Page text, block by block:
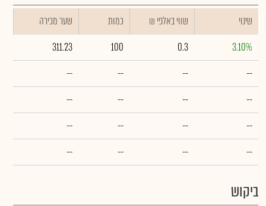
שינוי ₪ שווי באלפי כמות
שער מכירה
3.10%
0.3
100
311.23
--
--
--
--
--
--
--
--
--
--
--
--
--
--
--
--
ביקוש